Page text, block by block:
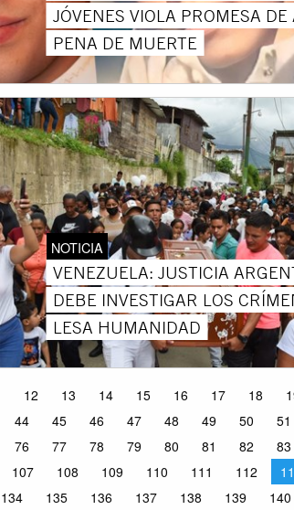
JÓVENES VIOLA PROMESA DE
PENA DE MUERTE
NOTICIA
VENEZUELA: JUSTICIA
DEBE INVESTIGAR LOS
LESA HUMANIDAD
12 13 14 15 16 17 18
44 45 46 47 48 49 50 51
76 77 78 79 80 81 82 83
107 108 109 110 111 112
134 135 136 137 138 139 140